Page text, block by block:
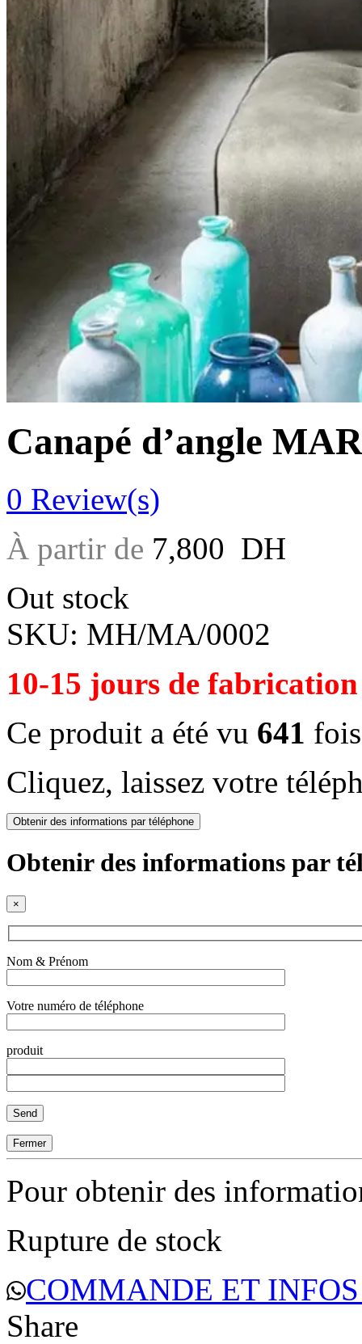
Canapé d’angle
0 Review(s)
À partir de 7,800 DH
Out stock
SKU: MH/MA/0002
10-15 jours de fabrication
Ce produit a été vu 641
Cliquez, laissez votre
Obtenir des informations par téléphone
Obtenir des informations par
×
Nom & Prénom
Votre numéro de téléphone
produit
Fermer
Pour obtenir des
Rupture de stock
COMMANDE ET
Share